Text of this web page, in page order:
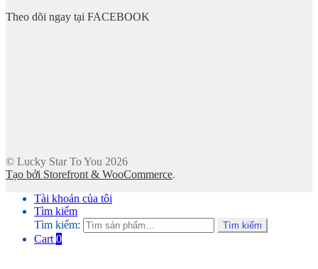
Theo dõi ngay tại FACEBOOK
© Lucky Star To You 2026
Tạo bởi Storefront & WooCommerce.
Tài khoản của tôi
Tìm kiếm
Tìm kiếm:
Tìm kiếm
Cart0